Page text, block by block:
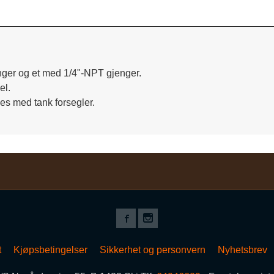
og et med 1/4"-NPT gjenger.
med tank forsegler.
Kjøpsbetingelser Sikkerhet og personvern Nyhetsbrev